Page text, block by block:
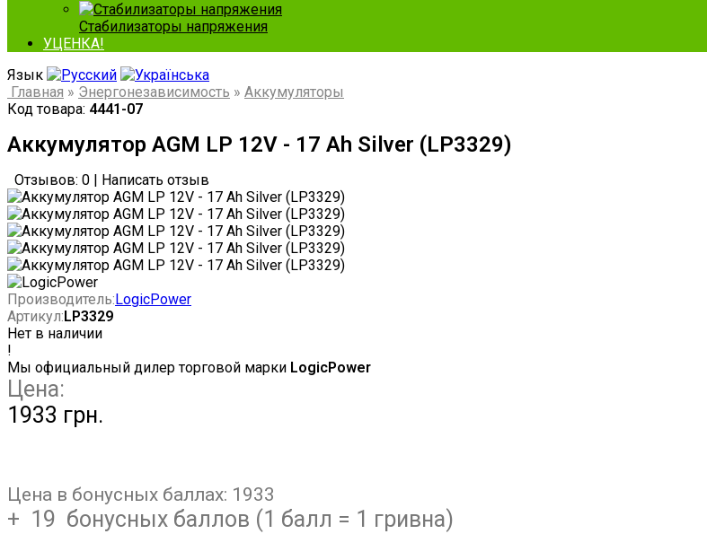
Стабилизаторы напряжения
УЦЕНКА!
Язык
Главная » Энергонезависимость » Аккумуляторы
Код товара: 4441-07
Аккумулятор AGM LP 12V - 17 Ah Silver (LP3329)
Отзывов: 0 Написать отзыв
Производитель: LogicPower
Артикул: LP3329
Нет в наличии
!
Мы официальный дилер торговой марки LogicPower
Цена:
1933 грн.
Цена в бонусных баллах: 1933
+ 19 бонусных баллов (1 балл = 1 гривна)